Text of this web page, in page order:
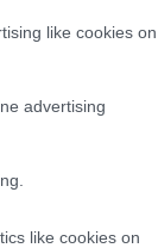
like cookies on
advertising
like cookies on
la
¿Estás